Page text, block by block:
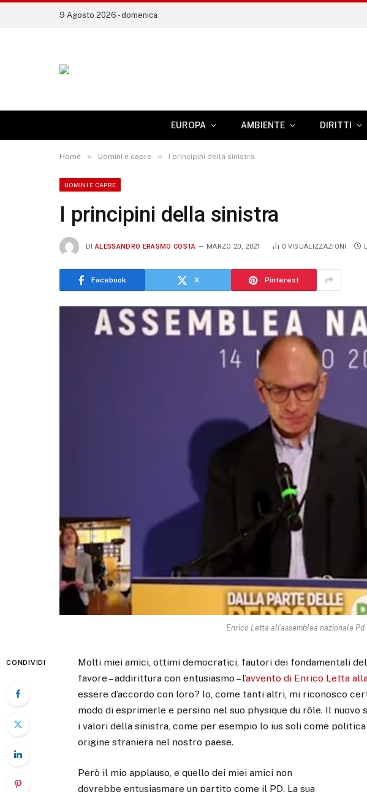
9 Agosto 2026 - domenica
EUROPA AMBIENTE DIRITTI
Home » Uomini e capre » I principini della sinistra
UOMINI E CAPRE
I principini della sinistra
DI ALESSANDRO ERASMO COSTA MARZO 20, 2021 0 VISUALIZZAZIONI
Facebook X Pinterest
Enrico Letta all'assemblea nazionale Pd
CONDIVIDI
Molti miei amici, ottimi democratici, fautori dei fondamentali
favore – addirittura con entusiasmo – l’avvento di Enrico Letta
essere d’accordo con loro? Io, come tanti altri, mi riconosco
modo di esprimerle e persino nel suo physique du rôle. Il
i valori della sinistra, come per esempio lo ius soli come
origine straniera nel nostro paese.
Però il mio applauso, e quello dei miei amici non
dovrebbe entusiasmare un partito come il PD. La sua